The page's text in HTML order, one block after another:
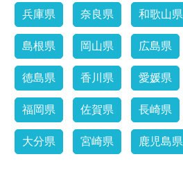
兵庫県 奈良県 和歌山県
島根県 岡山県 広島県
徳島県 香川県 愛媛県
福岡県 佐賀県 長崎県
大分県 宮崎県 鹿児島県